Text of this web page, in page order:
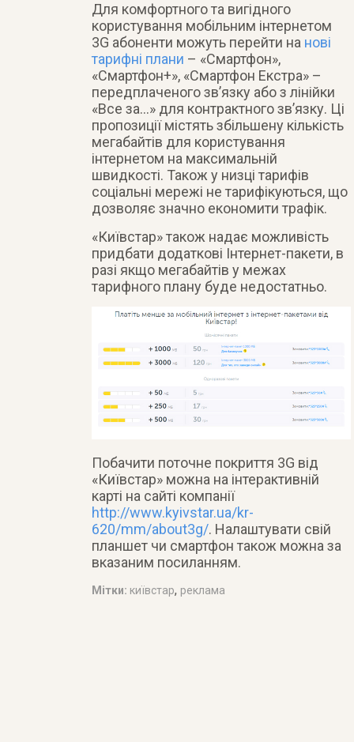
Для комфортного та вигідного
користування мобільним інтернетом
3G абоненти можуть перейти на нові
тарифні плани – «Смартфон»,
«Смартфон+», «Смартфон Екстра» –
передплаченого зв’язку або з лінійки
«Все за…» для контрактного зв’язку. Ці
пропозиції містять збільшену кількість
мегабайтів для користування
інтернетом на максимальній
швидкості. Також у низці тарифів
соціальні мережі не тарифікуються, що
дозволяє значно економити трафік.
«Київстар» також надає можливість
придбати додаткові Інтернет-пакети, в
разі якщо мегабайтів у межах
тарифного плану буде недостатньо.
Побачити поточне покриття 3G від
«Київстар» можна на інтерактивній
карті на сайті компанії
http://www.kyivstar.ua/kr-
620/mm/about3g/. Налаштувати свій
планшет чи смартфон також можна за
вказаним посиланням.
Мітки: київстар, реклама